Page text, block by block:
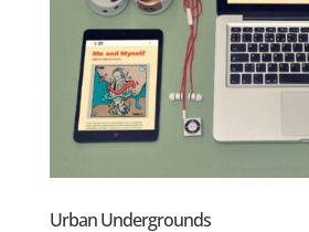
Urban Undergrounds